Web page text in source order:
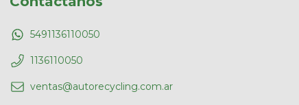
5491136110050
1136110050
ventas@autorecycling.com.ar